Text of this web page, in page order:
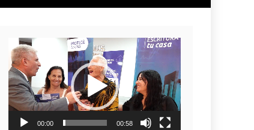
Reproductor
de
video
00:00 00:58